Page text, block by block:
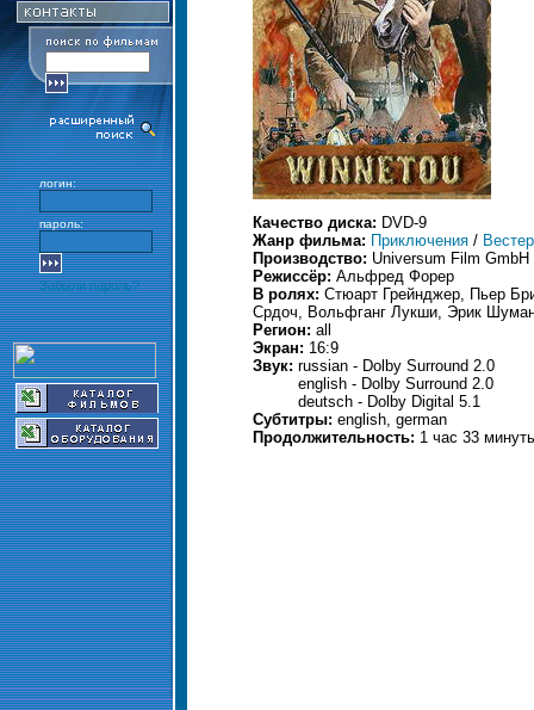
логин:
пароль:
Забыли пароль?
Качество диска: DVD-9
Жанр фильма: Приключения /
Производство: Universum Film GmbH
Режиссёр: Альфред Форер
В ролях: Стюарт Грейнджер, Пьер
Срдоч, Вольфганг Лукши, Эрик
Регион: all
Экран: 16:9
Звук: russian - Dolby Surround 2.0
english - Dolby Surround 2.0
deutsch - Dolby Digital 5.1
Субтитры: english, german
Продолжительность: 1 час 33